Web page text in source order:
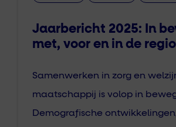
Jaarbericht 2025: In
met, voor en in de regio
Samenwerken in zorg en
maatschappij is volop in
Demografische